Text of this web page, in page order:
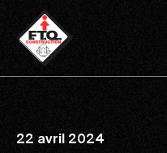
22 avril 2024